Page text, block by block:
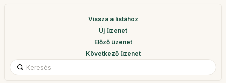
Vissza a listához
Új üzenet
Előző üzenet
Következő üzenet